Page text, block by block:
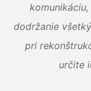
dodržanie
pri
určite